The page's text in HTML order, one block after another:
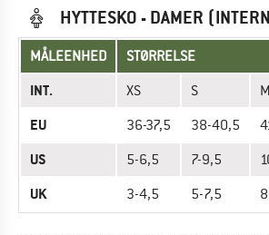
HYTTESKO - DAMER
MÅLEENHED STØRRELSE
INT. XS S M
EU 36-37,5 38-40,5
US 5-6,5 7-9,5
UK 3-4,5 5-7,5